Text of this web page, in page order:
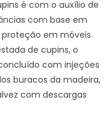
é com o auxílio de
com base em
em móveis.
de cupins, o
com injeções
buracos da madeira,
com descargas